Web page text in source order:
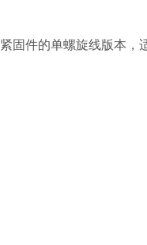
紧固件的单螺旋线版本，